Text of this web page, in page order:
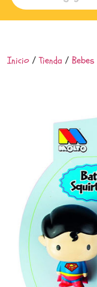
Inicio /Tienda / Bebes